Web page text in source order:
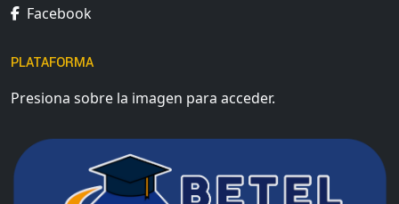
Facebook
PLATAFORMA
Presiona sobre la imagen para acceder.